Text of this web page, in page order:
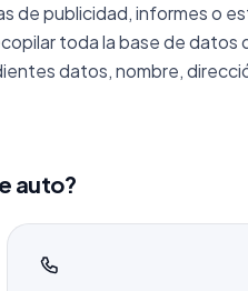
de publicidad, informes o
toda la base de datos
datos, nombre,
auto?